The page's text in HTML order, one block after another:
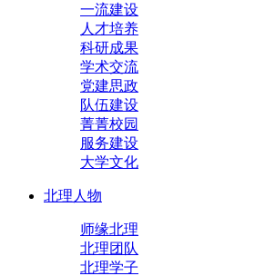
一流建设
人才培养
科研成果
学术交流
党建思政
队伍建设
菁菁校园
服务建设
大学文化
北理人物
师缘北理
北理团队
北理学子